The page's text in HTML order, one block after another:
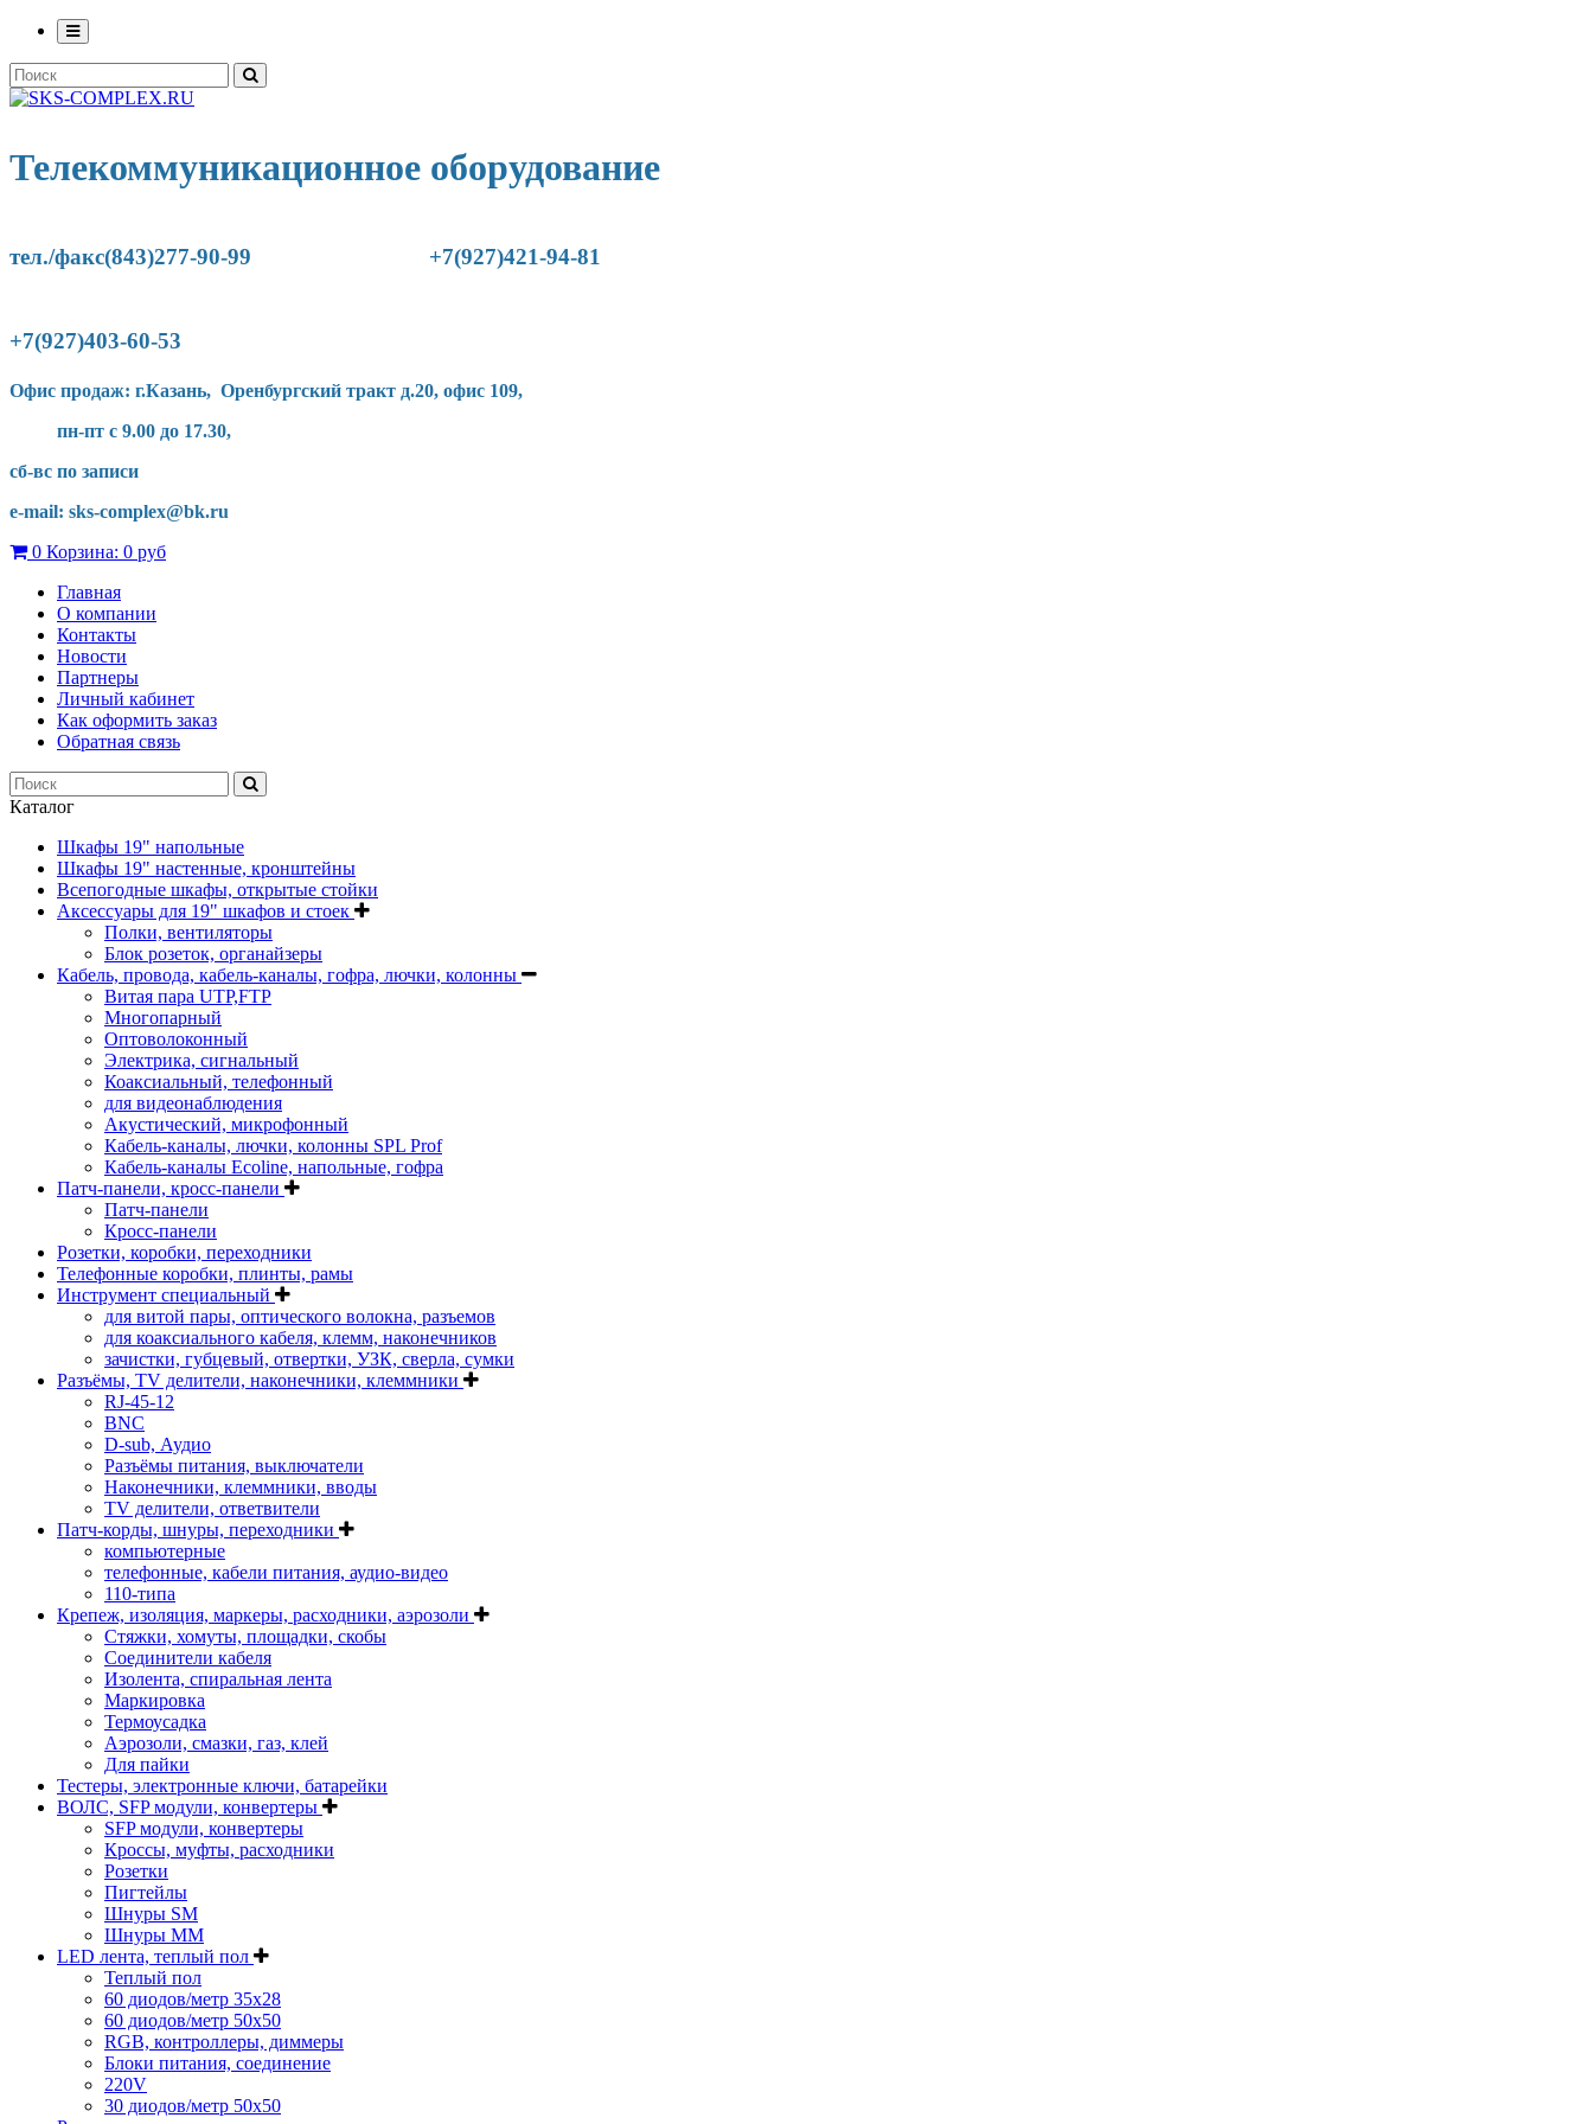
Телекоммуникационное оборудование
тел./факс(843)277-90-99 +7(927)421-94-81
+7(927)403-60-53
Офис продаж: г.Казань, Оренбургский тракт д.20, офис 109,
пн-пт с 9.00 до 17.30,
сб-вс по записи
e-mail: sks-complex@bk.ru
0 Корзина: 0 руб
Главная
О компании
Контакты
Новости
Партнеры
Личный кабинет
Как оформить заказ
Обратная связь
Каталог
Шкафы 19" напольные
Шкафы 19" настенные, кронштейны
Всепогодные шкафы, открытые стойки
Аксессуары для 19" шкафов и стоек
Полки, вентиляторы
Блок розеток, органайзеры
Кабель, провода, кабель-каналы, гофра, лючки, колонны
Витая пара UTP,FTP
Многопарный
Оптоволоконный
Электрика, сигнальный
Коаксиальный, телефонный
для видеонаблюдения
Акустический, микрофонный
Кабель-каналы, лючки, колонны SPL Prof
Кабель-каналы Ecoline, напольные, гофра
Патч-панели, кросс-панели
Патч-панели
Кросс-панели
Розетки, коробки, переходники
Телефонные коробки, плинты, рамы
Инструмент специальный
для витой пары, оптического волокна, разъемов
для коаксиального кабеля, клемм, наконечников
зачистки, губцевый, отвертки, УЗК, сверла, сумки
Разъёмы, TV делители, наконечники, клеммники
RJ-45-12
BNC
D-sub, Аудио
Разъёмы питания, выключатели
Наконечники, клеммники, вводы
ТV делители, ответвители
Патч-корды, шнуры, переходники
компьютерные
телефонные, кабели питания, аудио-видео
110-типа
Крепеж, изоляция, маркеры, расходники, аэрозоли
Стяжки, хомуты, площадки, скобы
Соединители кабеля
Изолента, спиральная лента
Маркировка
Термоусадка
Аэрозоли, смазки, газ, клей
Для пайки
Тестеры, электронные ключи, батарейки
ВОЛС, SFP модули, конвертеры
SFP модули, конвертеры
Кроссы, муфты, расходники
Розетки
Пигтейлы
Шнуры SM
Шнуры MM
LED лента, теплый пол
Теплый пол
60 диодов/метр 35x28
60 диодов/метр 50x50
RGB, контроллеры, диммеры
Блоки питания, соединение
220V
30 диодов/метр 50х50